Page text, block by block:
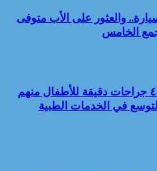
والعثور على الأب متوفى
الخامس
أبوكبير المركزي تجري ٤ جراحات دقيقة للأطفال منهم
التوسع في الخدمات الطبية